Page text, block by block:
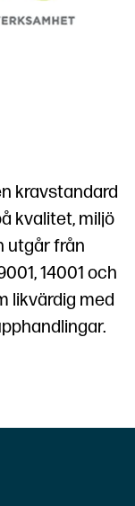
kravstandard
kvalitet, miljö
utgår från
14001 och
likvärdig med